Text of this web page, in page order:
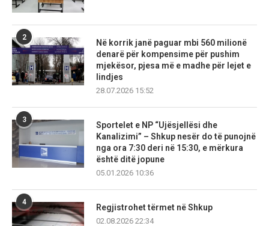
2
Në korrik janë paguar mbi 560 milionë
denarë për kompensime për pushim
mjekësor, pjesa më e madhe për lejet e
lindjes
28.07.2026 15:52
3
Sportelet e NP “Ujësjellësi dhe
Kanalizimi” – Shkup nesër do të punojnë
nga ora 7:30 deri në 15:30, e mërkura
është ditë jopune
05.01.2026 10:36
4
Regjistrohet tërmet në Shkup
02.08.2026 22:34